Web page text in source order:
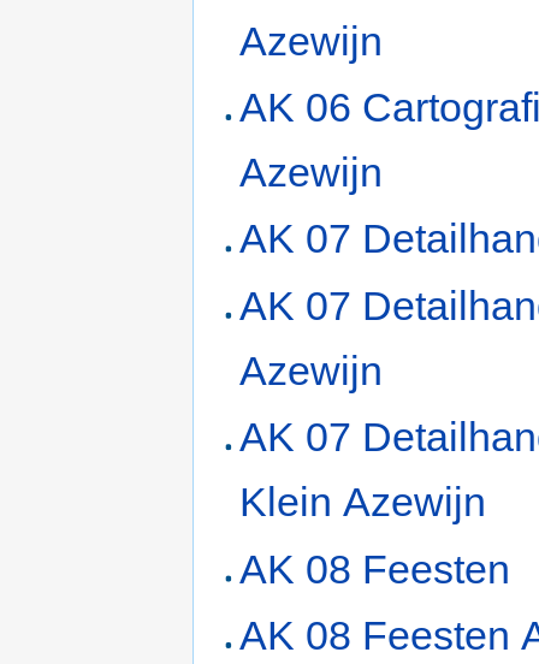
Azewijn
AK 06
Azewijn
AK 07
AK 07
Azewijn
AK 07
Klein Azewijn
AK 08 Feesten
AK 08 Feesten